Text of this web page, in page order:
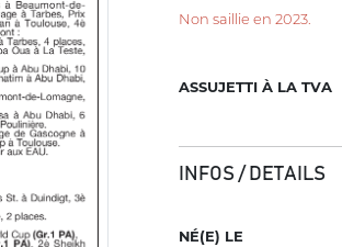
Non saillie en 2023.
ASSUJETTI À LA TVA
INFOS / DETAILS
NÉ(E) LE